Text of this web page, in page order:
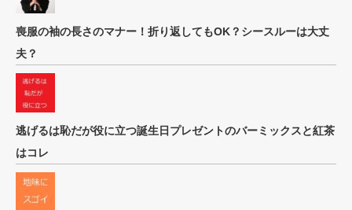
喪服の袖の長さのマナー！折り返してもOK？シースルーは大丈
夫？
逃げるは恥だが役に立つ誕生日プレゼントのバーミックスと紅茶
はコレ